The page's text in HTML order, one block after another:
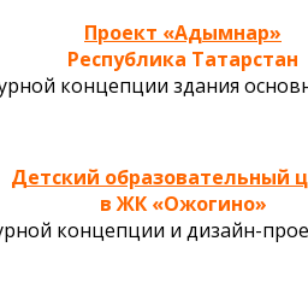
Проект «Адымнар»
Республика Татарстан
концепции здания
Детский образовательный
в ЖК «Ожогино»
концепции и дизайн-